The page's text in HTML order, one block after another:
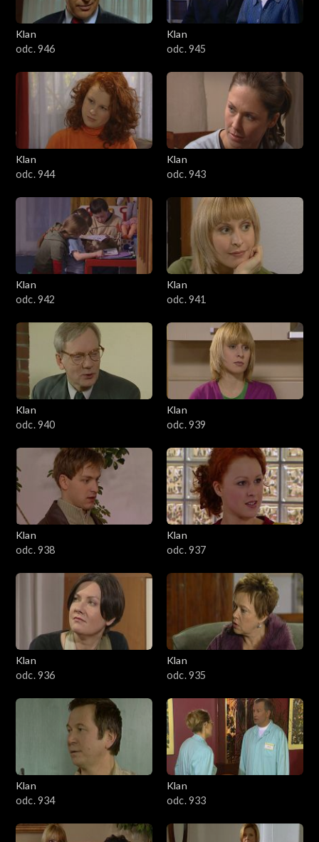
Klan
odc. 946
Klan
odc. 945
Klan
odc. 944
Klan
odc. 943
Klan
odc. 942
Klan
odc. 941
Klan
odc. 940
Klan
odc. 939
Klan
odc. 938
Klan
odc. 937
Klan
odc. 936
Klan
odc. 935
Klan
odc. 934
Klan
odc. 933